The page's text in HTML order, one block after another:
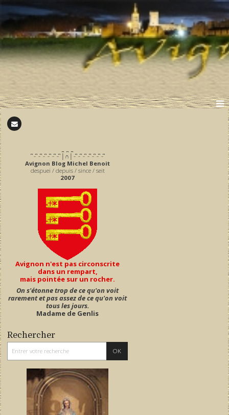
͆ ̵ ͆ ̵ ͆ ̵ ͆ ̵ ͆ ̵ ͆ ̵ ͆ │∩│ ̵ ͆ ̵ ͆ ̵ ͆ ̵ ͆ ̵ ͆ ̵ ͆ ̵ ͆
Avignon Blog Michel Benoit
despuei / depuis / since / seit
2007
Avignon n'est pas circonscrite
dans un rempart,
mais pointée sur un rocher.
On s'étonne trop de ce qu'on voit
rarement et pas assez de ce qu'on voit
tous les jours.
Madame de Genlis
Rechercher